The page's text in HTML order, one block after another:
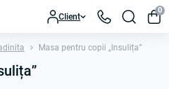
Client
0
Masa pentru copii „Insulița”